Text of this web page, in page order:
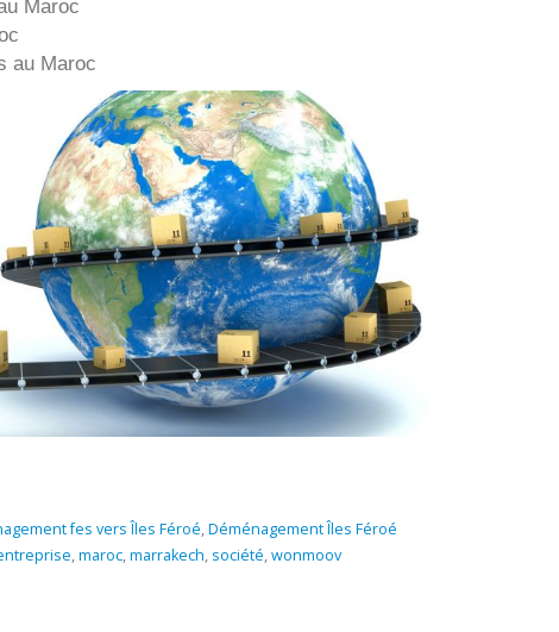
Maroc
au Maroc
fes vers Îles Féroé,Déménagement Îles Féroé
,maroc,marrakech, société,wonmoov